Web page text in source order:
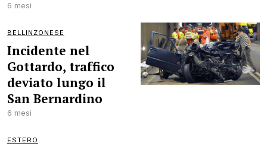
6 mesi
BELLINZONESE
Incidente nel
Gottardo, traffico
deviato lungo il
San Bernardino
6 mesi
ESTERO